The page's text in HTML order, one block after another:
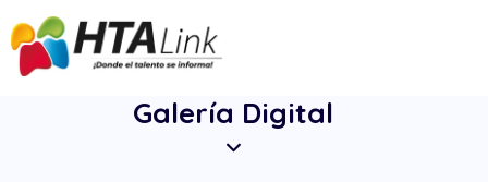
Galería Digital